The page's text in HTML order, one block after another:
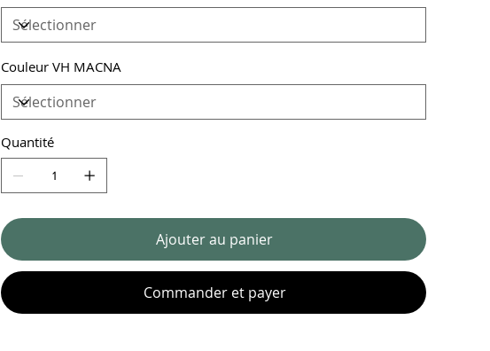
Couleur VH MACNA
Quantité
Ajouter au panier
Commander et payer